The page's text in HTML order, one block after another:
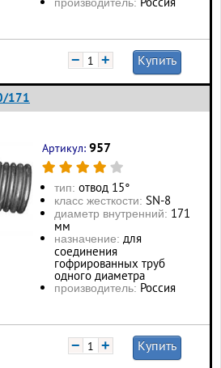
− + Купить
171
Артикул: 957
тип: отвод 15°
класс жесткости: SN-8
диаметр внутренний: 171
мм
назначение: для
соединения
гофрированных труб
одного диаметра
производитель: Россия
− + Купить